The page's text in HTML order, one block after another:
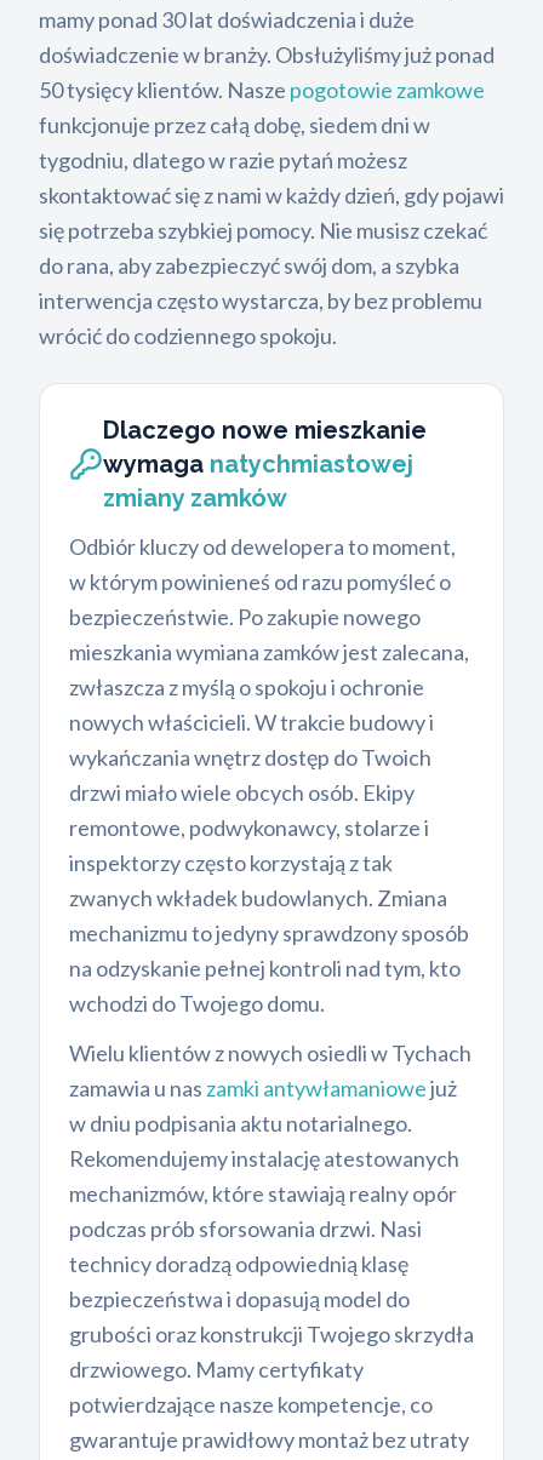
mamy ponad 30 lat doświadczenia i duże
doświadczenie w branży. Obsłużyliśmy już ponad
50 tysięcy klientów. Nasze pogotowie zamkowe
funkcjonuje przez całą dobę, siedem dni w
tygodniu, dlatego w razie pytań możesz
skontaktować się z nami w każdy dzień, gdy pojawi
się potrzeba szybkiej pomocy. Nie musisz czekać
do rana, aby zabezpieczyć swój dom, a szybka
interwencja często wystarcza, by bez problemu
wrócić do codziennego spokoju.
Dlaczego nowe mieszkanie
wymaga natychmiastowej
zmiany zamków
Odbiór kluczy od dewelopera to moment,
w którym powinieneś od razu pomyśleć o
bezpieczeństwie. Po zakupie nowego
mieszkania wymiana zamków jest zalecana,
zwłaszcza z myślą o spokoju i ochronie
nowych właścicieli. W trakcie budowy i
wykańczania wnętrz dostęp do Twoich
drzwi miało wiele obcych osób. Ekipy
remontowe, podwykonawcy, stolarze i
inspektorzy często korzystają z tak
zwanych wkładek budowlanych. Zmiana
mechanizmu to jedyny sprawdzony sposób
na odzyskanie pełnej kontroli nad tym, kto
wchodzi do Twojego domu.
Wielu klientów z nowych osiedli w Tychach
zamawia u nas zamki antywłamaniowejuż
w dniu podpisania aktu notarialnego.
Rekomendujemy instalację atestowanych
mechanizmów, które stawiają realny opór
podczas prób sforsowania drzwi. Nasi
technicy doradzą odpowiednią klasę
bezpieczeństwa i dopasują model do
grubości oraz konstrukcji Twojego skrzydła
drzwiowego. Mamy certyfikaty
potwierdzające nasze kompetencje, co
gwarantuje prawidłowy montaż bez utraty